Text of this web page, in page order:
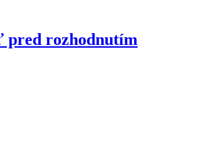
pred rozhodnutím